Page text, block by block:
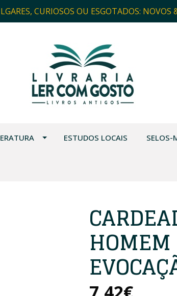
CURIOSOS OU ESGOTADOS: NOVOS
ESTUDOS LOCAIS SELOS-
HOMEM